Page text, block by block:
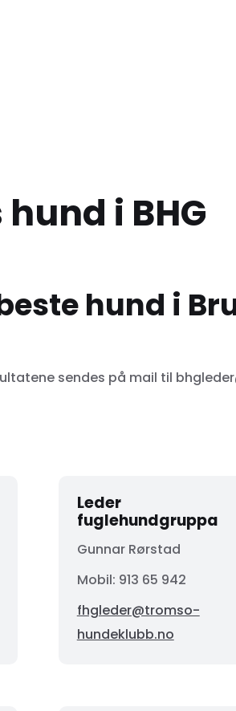
i BHG
hund i
sendes på mail til
Leder
fuglehundgruppa
Gunnar Rørstad
Mobil: 913 65 942
fhgleder@tromso-
hundeklubb.no